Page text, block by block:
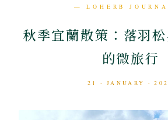
— LOHERB
秋季宜蘭散策：落羽
的微旅行
21 · JANUARY ·